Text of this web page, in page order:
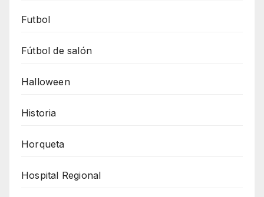
Futbol
Fútbol de salón
Halloween
Historia
Horqueta
Hospital Regional